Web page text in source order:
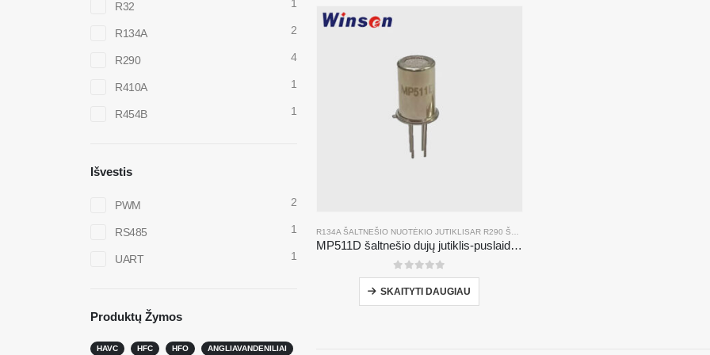
R134A ŠALTNEŠIO NUOTĖKIO JUTIKLISAR R290 ŠALTNEŠIO NUOTĖKIO JUTIKLIS
MP511D šaltnešio dujų jutiklis-puslaidininkių pagrindu pagamintas jutiklis šaltnešio nuotėkio aptikimui
0iš 5
SKAITYTI DAUGIAU
R32 1
R134A 2
R290 4
R410A 1
R454B 1
Išvestis
PWM 2
RS485 1
UART 1
Produktų Žymos
HAVC HFC HFO ANGLIAVANDENILIAI
Susisiekite su mumis Karšti produktai